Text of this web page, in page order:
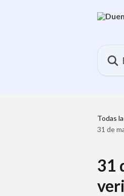
Todas
31 de
31